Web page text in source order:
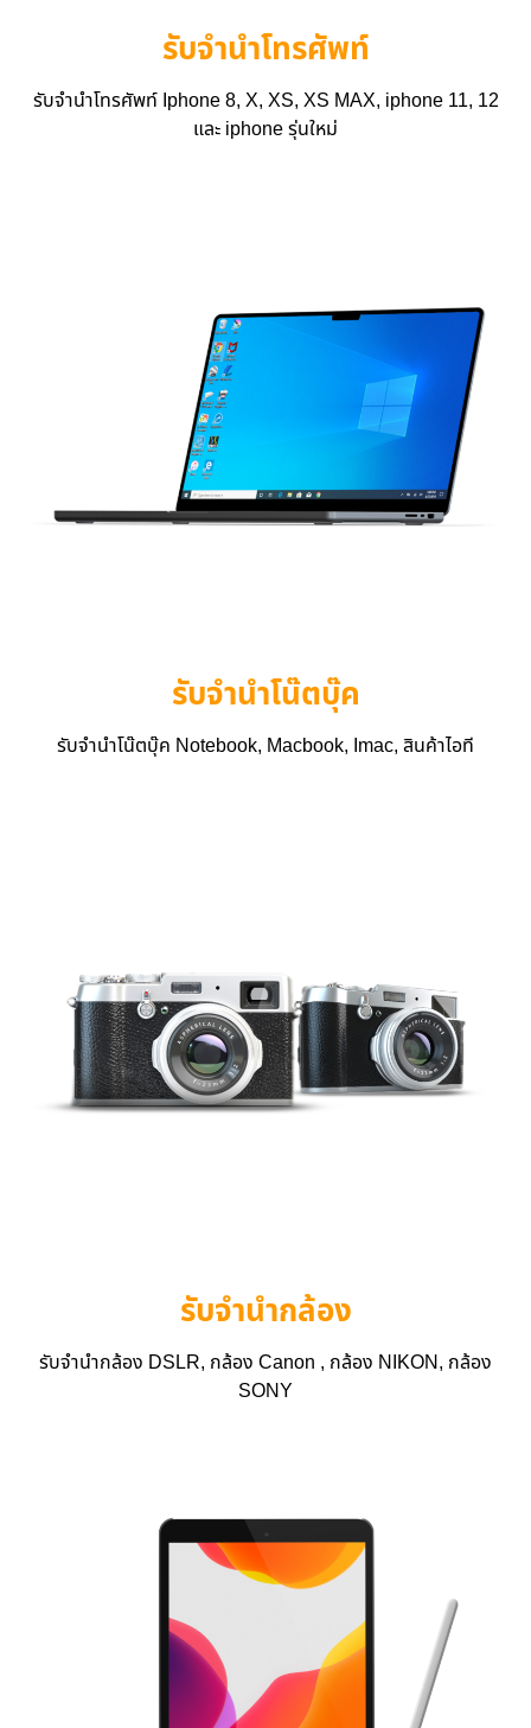
รับจำนำโทรศัพท์
รับจำนำโทรศัพท์ Iphone 8, X, XS, XS MAX, iphone 11, 12
และ iphone รุ่นใหม่
รับจำนำโน๊ตบุ๊ค
รับจำนำโน๊ตบุ๊ค Notebook, Macbook, Imac, สินค้าไอที
รับจำนำกล้อง
รับจำนำกล้อง DSLR, กล้อง Canon , กล้อง NIKON, กล้อง
SONY